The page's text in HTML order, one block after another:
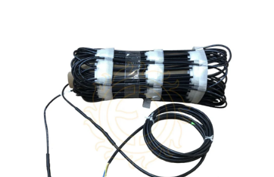
KÁBLE A VODIČE
SVORKY, ROZBOČOVAČE A OSTATNÉ
BLESKOZVOD
BATÉRIE A NABÍJAČKY